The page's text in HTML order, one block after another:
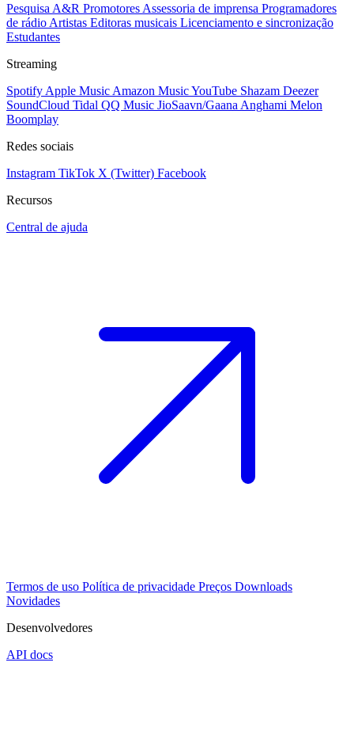
Pesquisa A&R Promotores Assessoria de imprensa Programadores
de rádio Artistas Editoras musicais Licenciamento e sincronização
Estudantes
Streaming
Spotify Apple Music Amazon MusicYouTube Shazam Deezer
SoundCloud Tidal QQ Music JioSaavn/Gaana Anghami Melon
Boomplay
Redes sociais
Instagram TikTok X (Twitter) Facebook
Recursos
Central de ajuda
Termos de uso Política de privacidade Preços Downloads
Novidades
Desenvolvedores
API docs